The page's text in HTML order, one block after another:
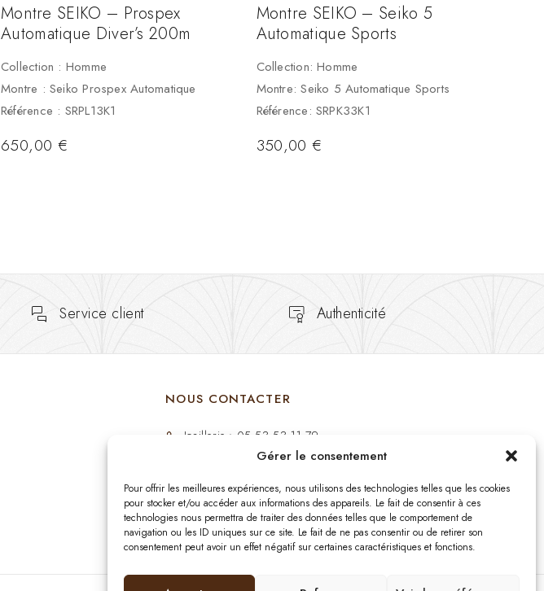
Gérer le consentement
Pour offrir les meilleures expériences, nous utilisons des technologies telles que les cookies
pour stocker et/ou accéder aux informations des appareils. Le fait de consentir à ces
technologies nous permettra de traiter des données telles que le comportement de
navigation ou les ID uniques sur ce site. Le fait de ne pas consentir ou de retirer son
consentement peut avoir un effet négatif sur certaines caractéristiques et fonctions.
Montre SEIKO – Prospex
Automatique Diver’s 200m
Collection : Homme
Montre : Seiko Prospex Automatique
Référence : SRPL13K1
650,00 €
Montre SEIKO – Seiko 5
Automatique Sports
Collection: Homme
Montre: Seiko 5 Automatique Sports
Référence: SRPK33K1
350,00€
Service client Authenticité
NOUS CONTACTER
Joaillerie : 05 53 53 11 79
Mardi au Samedi: 09:00 - 19:00
bijouterie.lavergne@orange.fr